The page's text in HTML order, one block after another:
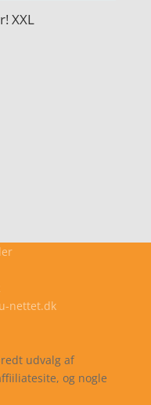
XXL
nettet.dk
udvalg af
og nogle